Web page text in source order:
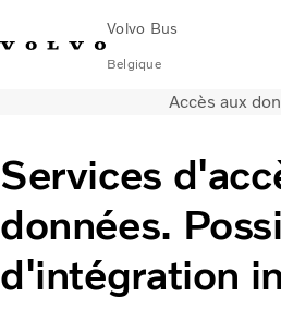
Volvo Bus
Belgique
Nous contacter
Urbain et interurbain
Autocars
Services
Pourquoi choisir Volvo ?
Contact
Accès aux
Services
données.
d'intégration